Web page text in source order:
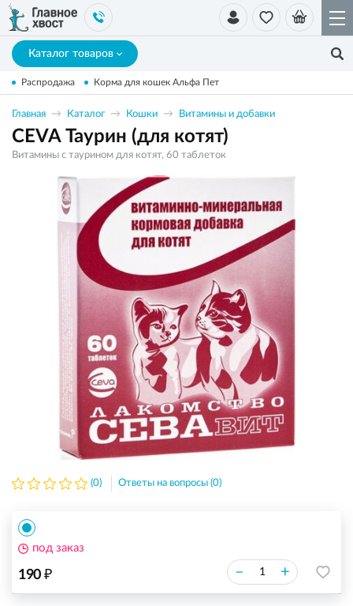
Каталог товаров
Распродажа Корма для кошек Альфа Пет
Главная Каталог Кошки Витамины и добавки
CEVA Таурин (для котят)
Витамины с таурином для котят, 60 таблеток
(0) Ответы на вопросы (0)
190 ₽ – +
под заказ